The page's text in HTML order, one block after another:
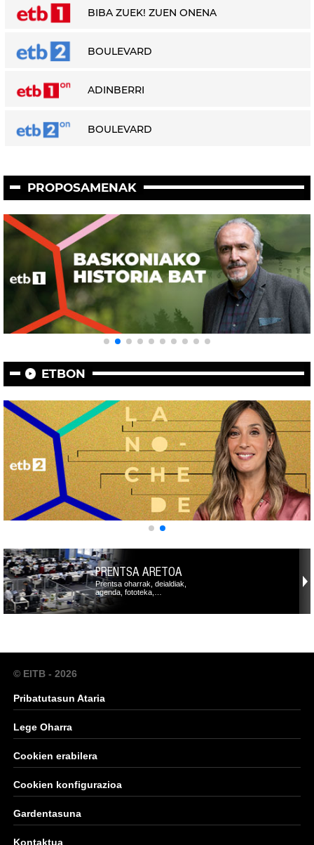
BIBA ZUEK! ZUEN ONENA
BOULEVARD
ADINBERRI
BOULEVARD
PROPOSAMENAK
ETBON
PRENTSA ARETOA
Prentsa oharrak, deialdiak,
agenda, fototeka,…
© EITB - 2026
Pribatutasun Ataria
Lege Oharra
Cookien erabilera
Cookien konfigurazioa
Gardentasuna
Kontaktua